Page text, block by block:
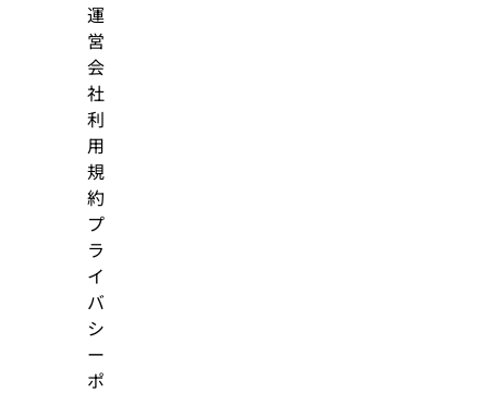
運
営
会
社
利
用
規
約
プ
ラ
イ
バ
シ
ー
ポ